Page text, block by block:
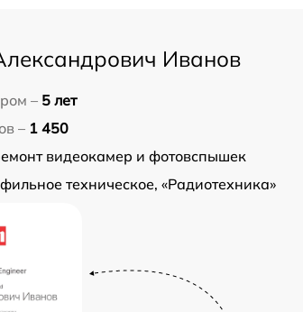
Иванов
– 5 лет
– 1 450
видеокамер и фотовспышек
техническое, «Радиотехника»